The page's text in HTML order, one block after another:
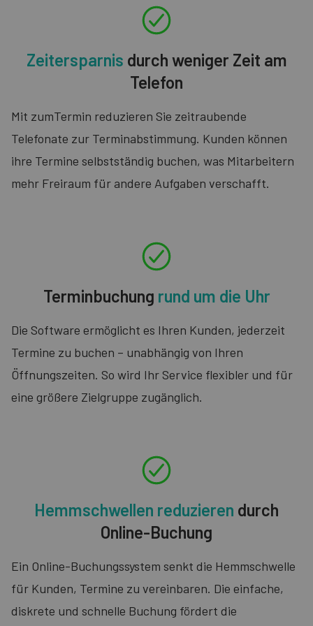
Zeitersparnis durch weniger Zeit am
Telefon
Mit zumTermin reduzieren Sie zeitraubende
Telefonate zur Terminabstimmung. Kunden können
ihre Termine selbstständig buchen, was Mitarbeitern
mehr Freiraum für andere Aufgaben verschafft.
Terminbuchung rund um die Uhr
Die Software ermöglicht es Ihren Kunden, jederzeit
Termine zu buchen – unabhängig von Ihren
Öffnungszeiten. So wird Ihr Service flexibler und für
eine größere Zielgruppe zugänglich.
Hemmschwellen reduzieren durch
Online-Buchung
Ein Online-Buchungssystem senkt die Hemmschwelle
für Kunden, Termine zu vereinbaren. Die einfache,
diskrete und schnelle Buchung fördert die